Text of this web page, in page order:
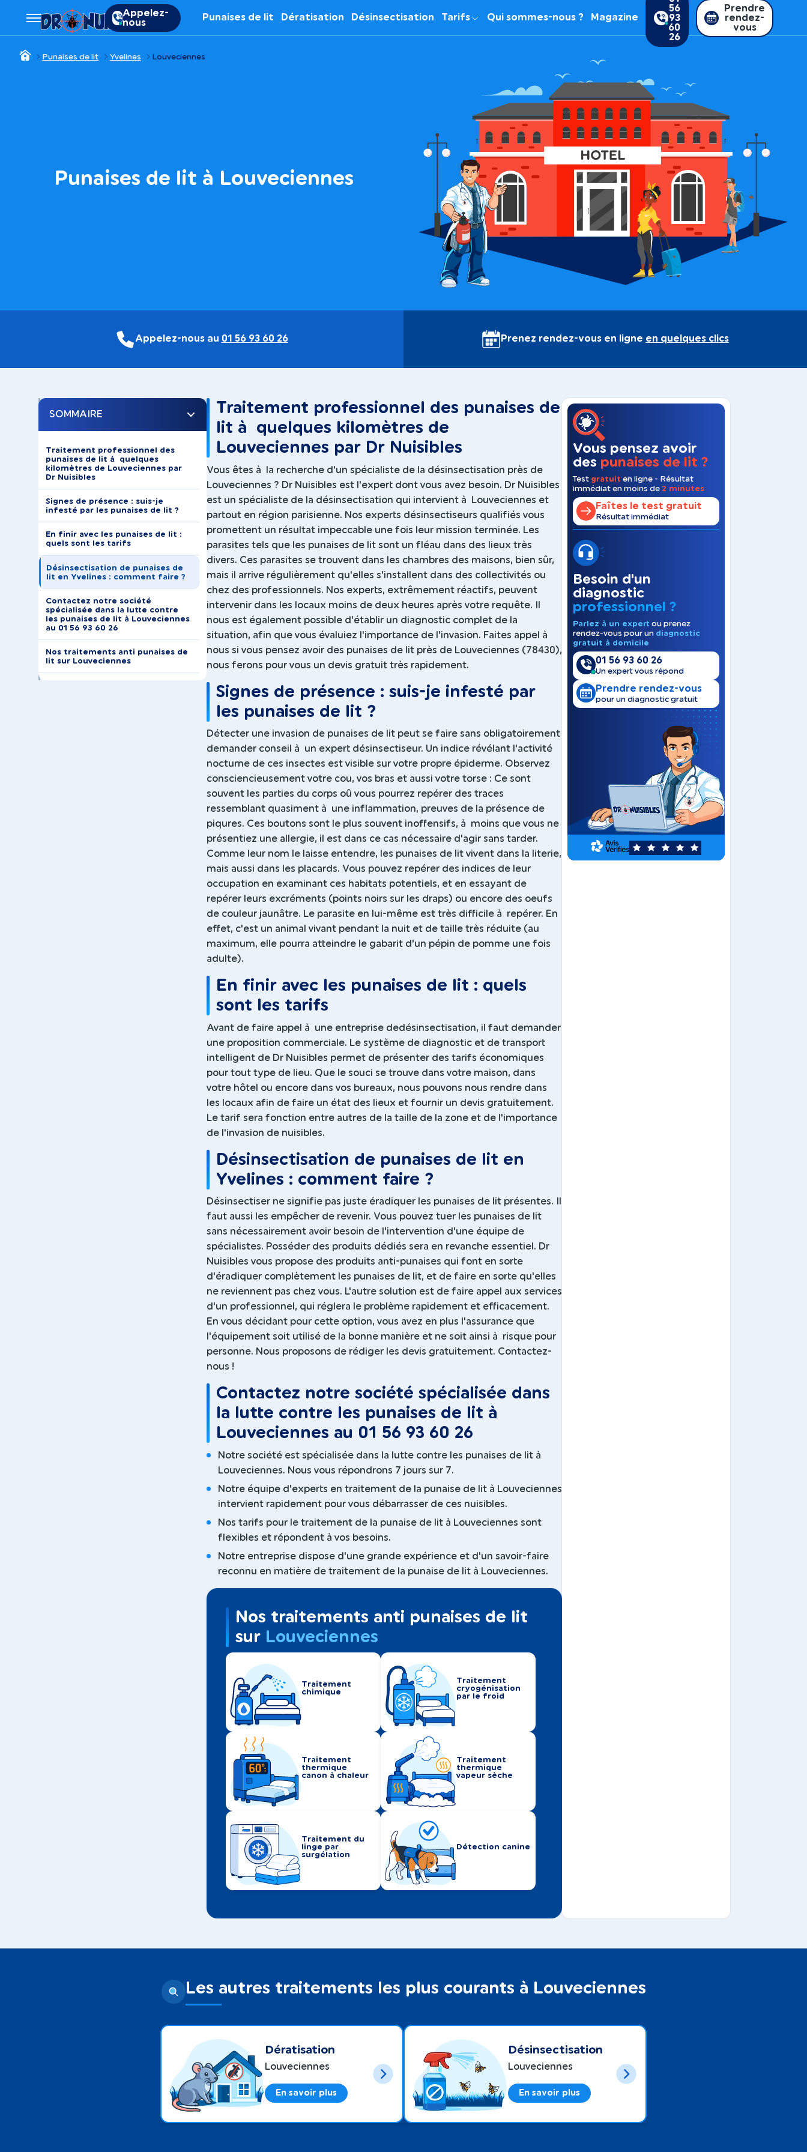
Appelez-
nous
Punaises de lit Dératisation Désinsectisation Tarifs Qui sommes-nous ? Magazine
56
93
60
26
Prendre
rendez-
vous
Punaises de lit Yvelines Louveciennes
Punaises de lit à Louveciennes
Appelez-nous au 01 56 93 60 26 Prenez rendez-vous en ligne en quelques clics
SOMMAIRE
Traitement professionnel des
punaises de lit à quelques
kilomètres de Louveciennes par
Dr Nuisibles
Signes de présence : suis-je
infesté par les punaises de lit ?
En finir avec les punaises de lit :
quels sont les tarifs
Désinsectisation de punaises de
lit en Yvelines : comment faire ?
Contactez notre société
spécialisée dans la lutte contre
les punaises de lit à Louveciennes
au 01 56 93 60 26
Nos traitements anti punaises de
lit sur Louveciennes
Traitement professionnel des punaises de
lit à quelques kilomètres de
Louveciennes par Dr Nuisibles
Vous êtes à la recherche d'un spécialiste de la désinsectisation près de
Louveciennes ? Dr Nuisibles est l'expert dont vous avez besoin. Dr Nuisibles
est un spécialiste de la désinsectisation qui intervient à Louveciennes et
partout en région parisienne. Nos experts désinsectiseurs qualifiés vous
promettent un résultat impeccable une fois leur mission terminée. Les
parasites tels que les punaises de lit sont un fléau dans des lieux très
divers. Ces parasites se trouvent dans les chambres des maisons, bien sûr,
mais il arrive régulièrement qu'elles s'installent dans des collectivités ou
chez des professionnels. Nos experts, extrêmement réactifs, peuvent
intervenir dans les locaux moins de deux heures après votre requête. Il
nous est également possible d'établir un diagnostic complet de la
situation, afin que vous évaluiez l'importance de l'invasion. Faites appel à
nous si vous pensez avoir des punaises de lit près de Louveciennes (78430),
nous ferons pour vous un devis gratuit très rapidement.
Signes de présence : suis-je infesté par
les punaises de lit ?
Détecter une invasion de punaises de lit peut se faire sans obligatoirement
demander conseil à un expert désinsectiseur. Un indice révélant l'activité
nocturne de ces insectes est visible sur votre propre épiderme. Observez
consciencieusement votre cou, vos bras et aussi votre torse : Ce sont
souvent les parties du corps oû vous pourrez repérer des traces
ressemblant quasiment à une inflammation, preuves de la présence de
piqures. Ces boutons sont le plus souvent inoffensifs, à moins que vous ne
présentiez une allergie, il est dans ce cas nécessaire d'agir sans tarder.
Comme leur nom le laisse entendre, les punaises de lit vivent dans la literie,
mais aussi dans les placards. Vous pouvez repérer des indices de leur
occupation en examinant ces habitats potentiels, et en essayant de
repérer leurs excréments (points noirs sur les draps) ou encore des oeufs
de couleur jaunâtre. Le parasite en lui-même est très difficile à repérer. En
effet, c'est un animal vivant pendant la nuit et de taille très réduite (au
maximum, elle pourra atteindre le gabarit d'un pépin de pomme une fois
adulte).
En finir avec les punaises de lit : quels
sont les tarifs
Avant de faire appel à une entreprise dedésinsectisation, il faut demander
une proposition commerciale. Le système de diagnostic et de transport
intelligent de Dr Nuisibles permet de présenter des tarifs économiques
pour tout type de lieu. Que le souci se trouve dans votre maison, dans
votre hôtel ou encore dans vos bureaux, nous pouvons nous rendre dans
les locaux afin de faire un état des lieux et fournir un devis gratuitement.
Le tarif sera fonction entre autres de la taille de la zone et de l'importance
de l'invasion de nuisibles.
Désinsectisation de punaises de lit en
Yvelines : comment faire ?
Désinsectiser ne signifie pas juste éradiquer les punaises de lit présentes. Il
faut aussi les empêcher de revenir. Vous pouvez tuer les punaises de lit
sans nécessairement avoir besoin de l'intervention d'une équipe de
spécialistes. Posséder des produits dédiés sera en revanche essentiel. Dr
Nuisibles vous propose des produits anti-punaises qui font en sorte
d'éradiquer complètement les punaises de lit, et de faire en sorte qu'elles
ne reviennent pas chez vous. L'autre solution est de faire appel aux services
d'un professionnel, qui réglera le problème rapidement et efficacement.
En vous décidant pour cette option, vous avez en plus l'assurance que
l'équipement soit utilisé de la bonne manière et ne soit ainsi à risque pour
personne. Nous proposons de rédiger les devis gratuitement. Contactez-
nous !
Contactez notre société spécialisée dans
la lutte contre les punaises de lit à
Louveciennes au 01 56 93 60 26
Notre société est spécialisée dans la lutte contre les punaises de lit à
Louveciennes. Nous vous répondrons 7 jours sur 7.
Notre équipe d'experts en traitement de la punaise de lit à Louveciennes
intervient rapidement pour vous débarrasser de ces nuisibles.
Nos tarifs pour le traitement de la punaise de lit à Louveciennes sont
flexibles et répondent à vos besoins.
Notre entreprise dispose d'une grande expérience et d'un savoir-faire
reconnu en matière de traitement de la punaise de lit à Louveciennes.
Nos traitements anti punaises de lit
sur Louveciennes
Traitement
chimique
Traitement
cryogénisation
par le froid
Traitement
thermique
canon à chaleur
Traitement
thermique
vapeur sèche
Traitement du
linge par
surgélation
Détection canine
Vous pensez avoir
des punaises de lit ?
Test gratuit en ligne - Résultat
immédiat en moins de 2 minutes
Faîtes le test gratuit
Résultat immédiat
Besoin d'un
diagnostic
professionnel ?
Parlez à un expert ou prenez
rendez-vous pour un diagnostic
gratuit à domicile
01 56 93 60 26
Un expert vous répond
Prendre rendez-vous
pour un diagnostic gratuit
5
Les autres traitements les plus courants à Louveciennes
Dératisation
Louveciennes
En savoir plus
Désinsectisation
Louveciennes
En savoir plus